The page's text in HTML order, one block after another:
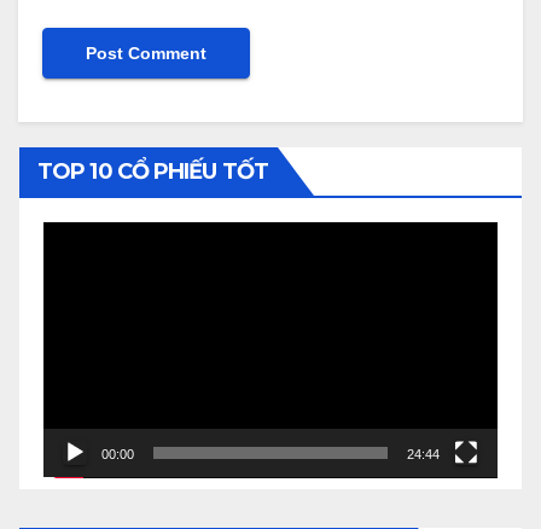
TOP 10 CỔ PHIẾU TỐT
00:00 24:44